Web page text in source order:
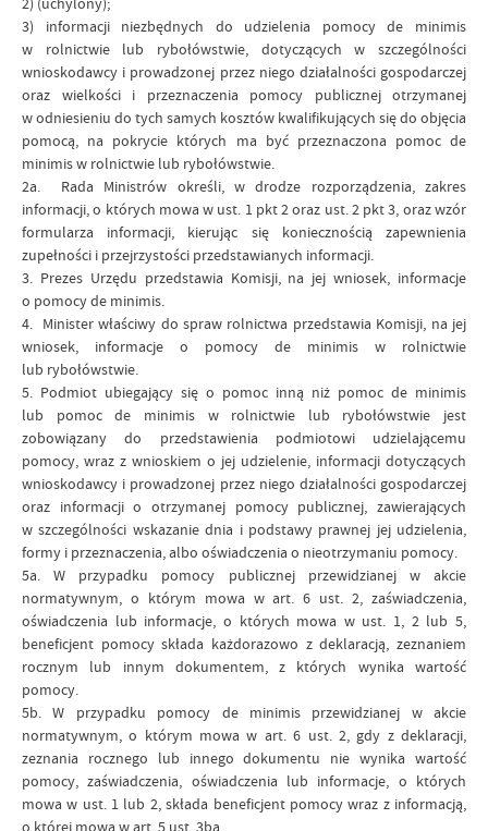
3) informacji niezbędnych do udzielenia pomocy de minimis
w rolnictwie lub rybołówstwie, dotyczących w szczególności
wnioskodawcy i prowadzonej przez niego działalności gospodarczej
oraz wielkości i przeznaczenia pomocy publicznej otrzymanej
w odniesieniu do tych samych kosztów kwalifikujących się do objęcia
pomocą, na pokrycie których ma być przeznaczona pomoc de
minimis w rolnictwie lub rybołówstwie.
2a. Rada Ministrów określi, w drodze rozporządzenia, zakres
informacji, o których mowa w ust. 1 pkt 2 oraz ust. 2 pkt 3, oraz wzór
formularza informacji, kierując się koniecznością zapewnienia
zupełności i przejrzystości przedstawianych informacji.
3. Prezes Urzędu przedstawia Komisji, na jej wniosek, informacje
o pomocy de minimis.
4. Minister właściwy do spraw rolnictwa przedstawia Komisji, na jej
wniosek, informacje o pomocy de minimis w rolnictwie
lub rybołówstwie.
5. Podmiot ubiegający się o pomoc inną niż pomoc de minimis
lub pomoc de minimis w rolnictwie lub rybołówstwie jest
zobowiązany do przedstawienia podmiotowi udzielającemu
pomocy, wraz z wnioskiem o jej udzielenie, informacji dotyczących
wnioskodawcy i prowadzonej przez niego działalności gospodarczej
oraz informacji o otrzymanej pomocy publicznej, zawierających
w szczególności wskazanie dnia i podstawy prawnej jej udzielenia,
formy i przeznaczenia, albo oświadczenia o nieotrzymaniu pomocy.
5a. W przypadku pomocy publicznej przewidzianej w akcie
normatywnym, o którym mowa w art. 6 ust. 2, zaświadczenia,
oświadczenia lub informacje, o których mowa w ust. 1, 2 lub 5,
beneficjent pomocy składa każdorazowo z deklaracją, zeznaniem
rocznym lub innym dokumentem, z których wynika wartość
pomocy.
5b. W przypadku pomocy de minimis przewidzianej w akcie
normatywnym, o którym mowa w art. 6 ust. 2, gdy z deklaracji,
zeznania rocznego lub innego dokumentu nie wynika wartość
pomocy, zaświadczenia, oświadczenia lub informacje, o których
mowa w ust. 1 lub 2, składa beneficjent pomocy wraz z informacją,
o której mowa w art. 5 ust. 3ba.